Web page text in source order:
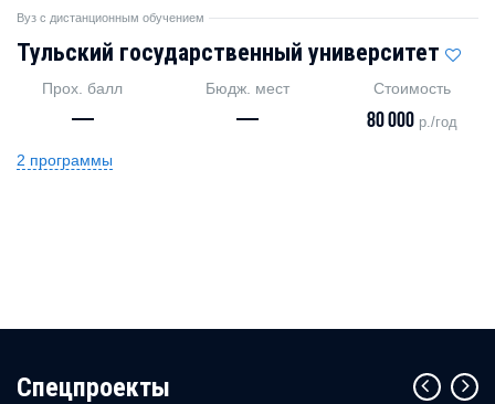
Вуз с дистанционным обучением
Тульский государственный университет
Прох. балл
—
Бюдж. мест
—
Стоимость
80 000 р./год
2 программы
Cпецпроекты